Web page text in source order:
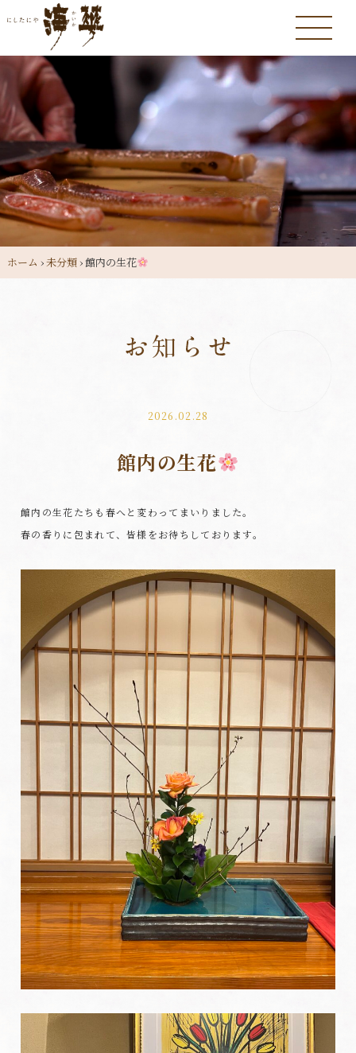
ホーム ›未分類›館内の生花
2026.02.28
館内の生花
館内の生花たちも春へと変わってまいりました。
春の香りに包まれて、皆様をお待ちしております。